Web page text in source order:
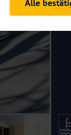
und Analysen.
Auftritts ermitteln
es zu einer Drittlands
Daten finden Sie in
Alle